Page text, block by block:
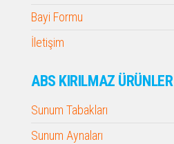
Bayi Formu
İletişim
ABS KIRILMAZ ÜRÜNLER
Sunum Tabakları
Sunum Aynaları